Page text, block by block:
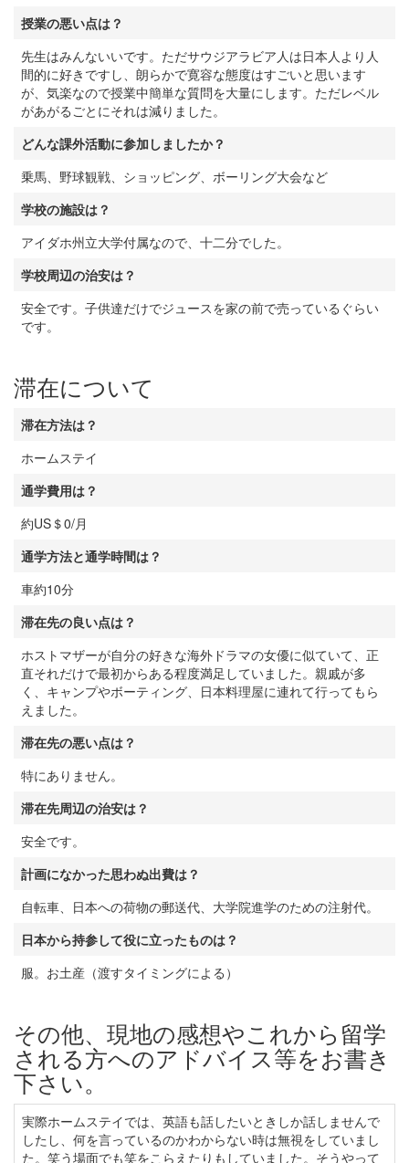
授業の悪い点は？
先生はみんないいです。ただサウジアラビア人は日本人より人
間的に好きですし、朗らかで寛容な態度はすごいと思います
が、気楽なので授業中簡単な質問を大量にします。ただレベル
があがるごとにそれは減りました。
どんな課外活動に参加しましたか？
乗馬、野球観戦、ショッピング、ボーリング大会など
学校の施設は？
アイダホ州立大学付属なので、十二分でした。
学校周辺の治安は？
安全です。子供達だけでジュースを家の前で売っているぐらい
です。
滞在について
滞在方法は？
ホームステイ
通学費用は？
約US＄0/月
通学方法と通学時間は？
車約10分
滞在先の良い点は？
ホストマザーが自分の好きな海外ドラマの女優に似ていて、正
直それだけで最初からある程度満足していました。親戚が多
く、キャンプやボーティング、日本料理屋に連れて行ってもら
えました。
滞在先の悪い点は？
特にありません。
滞在先周辺の治安は？
安全です。
計画になかった思わぬ出費は？
自転車、日本への荷物の郵送代、大学院進学のための注射代。
日本から持参して役に立ったものは？
服。お土産（渡すタイミングによる）
その他、現地の感想やこれから留学
される方へのアドバイス等をお書き
下さい。
実際ホームステイでは、英語も話したいときしか話しませんで
したし、何を言っているのかわからない時は無視をしていまし
た。笑う場面でも笑をこらえたりもしていました。そうやって